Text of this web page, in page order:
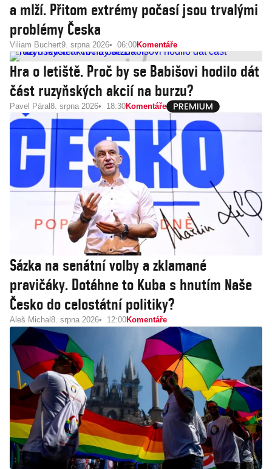
a mlží. Přitom extrémy počasí jsou trvalými
problémy Česka
Viliam Buchert9. srpna 2026 06:00Komentáře
Hra o letiště. Proč by se Babišovi hodilo dát
část ruzyňských akcií na burzu?
Pavel Páral 8. srpna 2026 18:30Komentáře
Sázka na senátní volby a zklamané
pravičáky. Dotáhne to Kuba s hnutím Naše
Česko do celostátní politiky?
Aleš Michal 8. srpna 2026 12:00Komentáře